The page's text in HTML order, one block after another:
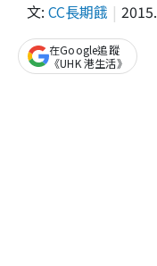
文: CC長期餓
在Google追蹤
《UHK 港生活》